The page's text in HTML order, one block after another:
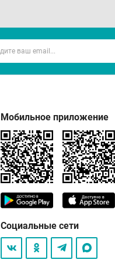
Мобильное приложение
Социальные сети